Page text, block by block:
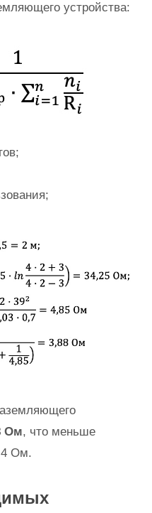
устройства:
Ом, что меньше
4 Ом.